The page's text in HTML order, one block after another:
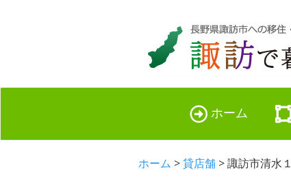
ホーム
ホーム >貸店舗 > 諏訪市清水